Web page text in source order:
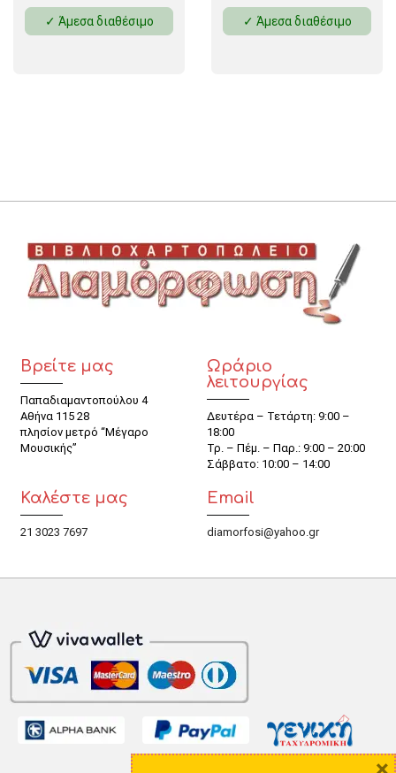
✓ Άμεσα διαθέσιμο ✓ Άμεσα διαθέσιμο
Βρείτε μας
Παπαδιαμαντοπούλου 4
Αθήνα 115 28
πλησίον μετρό “Μέγαρο
Μουσικής”
Ωράριο
λειτουργίας
Δευτέρα – Τετάρτη: 9:00 –
18:00
Τρ. – Πέμ. – Παρ.: 9:00 – 20:00
Σάββατο: 10:00 – 14:00
Καλέστε μας
21 3023 7697
Email
diamorfosi@yahoo.gr